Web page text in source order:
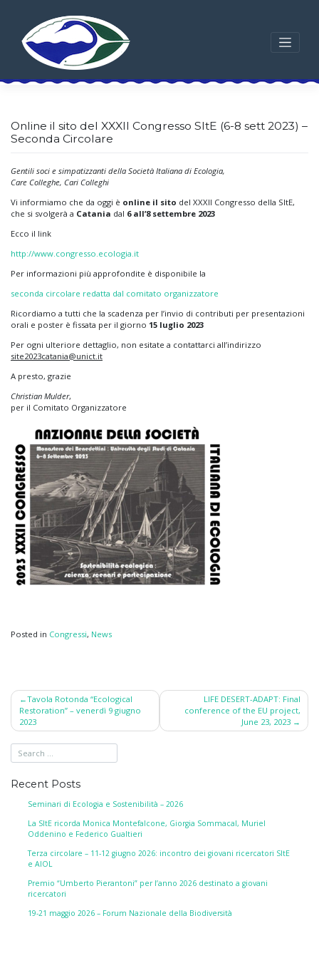
Online il sito del XXXII Congresso SItE (6-8 sett 2023) –
Seconda Circolare
Gentili soci e simpatizzanti della Società Italiana di Ecologia,
Care Colleghe, Cari Colleghi
Vi informiamo che da oggi è online il sito del XXXII Congresso della SItE,
che si svolgerà a Catania dal 6 all’8 settembre 2023
Ecco il link
http://www.congresso.ecologia.it
Per informazioni più approfondite è disponibile la
seconda circolare redatta dal comitato organizzatore
Ricordiamo a tutti che la scadenza per l’invio di contributi per presentazioni
orali e poster è fissata per il giorno 15 luglio 2023
Per ogni ulteriore dettaglio, non esitate a contattarci all’indirizzo
site2023catania@unict.it
A presto, grazie
Christian Mulder,
per il Comitato Organizzatore
Posted in Congressi, News
Post
navigation
Tavola Rotonda “Ecological
Restoration” – venerdì 9 giugno
2023
LIFE DESERT-ADAPT: Final
conference of the EU project,
June 23, 2023
Recent Posts
Seminari di Ecologia e Sostenibilità – 2026
La SItE ricorda Monica Montefalcone, Giorgia Sommacal, Muriel
Oddenino e Federico Gualtieri
Terza circolare – 11-12 giugno 2026: incontro dei giovani ricercatori SItE
e AIOL
Premio “Umberto Pierantoni” per l’anno 2026 destinato a giovani
ricercatori
19-21 maggio 2026 – Forum Nazionale della Biodiversità